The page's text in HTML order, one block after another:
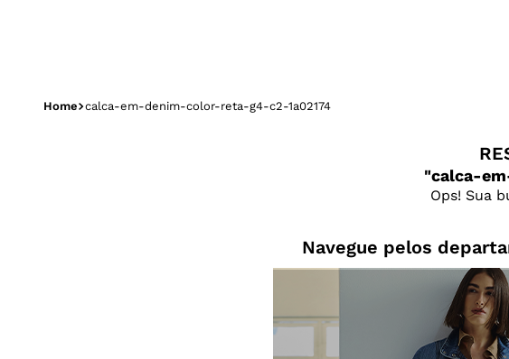
calca-em-denim-color-reta-g4-c2-1a02174
calca-
Ops! Sua
Navegue pelos